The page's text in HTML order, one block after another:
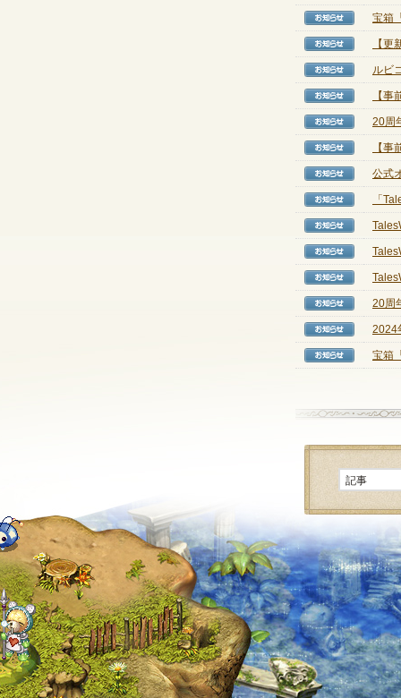
【お
宝箱
【お
【
【お
ルビ
【お
【
【お
20周
【お
【
【お
公式
【お
「
【お
【お
【お
【お
20周
【お
2024
【お
宝箱